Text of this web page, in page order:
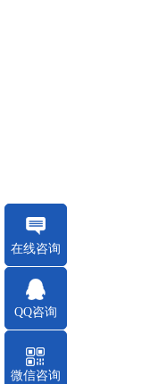
在线咨询
QQ咨询
微信咨询